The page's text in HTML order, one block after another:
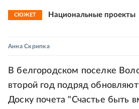
СЮЖЕТ Национальные проекты
Анна Скрипка
В белгородском поселке
второй год подряд
Доску почета "Счастье быть